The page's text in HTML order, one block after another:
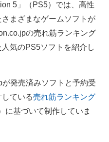
食品・飲料・お酒
5」（PS5）では、高性
まざまなゲームソフトが
の売れ筋ランキング
気のPS5ソフトを紹介し
発売済みソフトと予約受
ている売れ筋ランキング
に基づいて制作していま